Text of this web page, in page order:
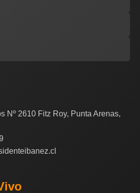
Nº 2610 Fitz Roy, Punta Arenas,